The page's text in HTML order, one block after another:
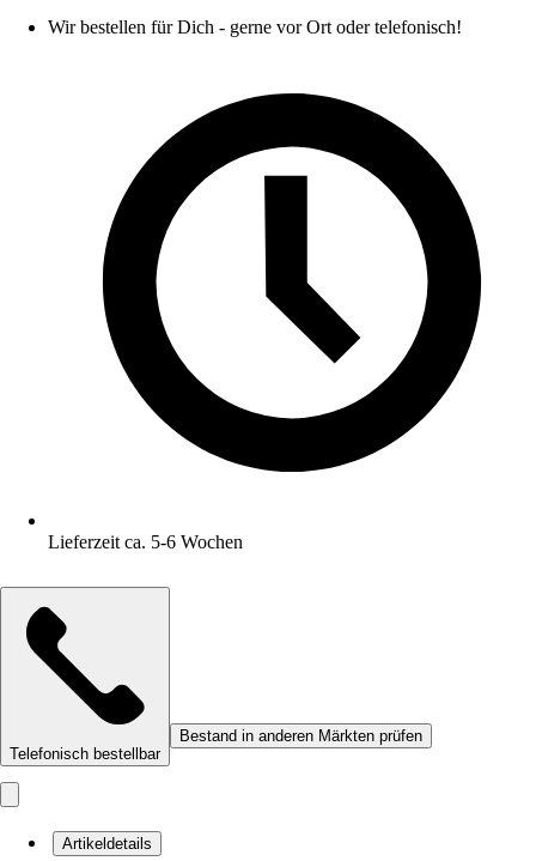
Wir bestellen für Dich - gerne vor Ort oder telefonisch!
Lieferzeit ca. 5-6 Wochen
Telefonisch bestellbar
Bestand in anderen Märkten prüfen
Artikeldetails